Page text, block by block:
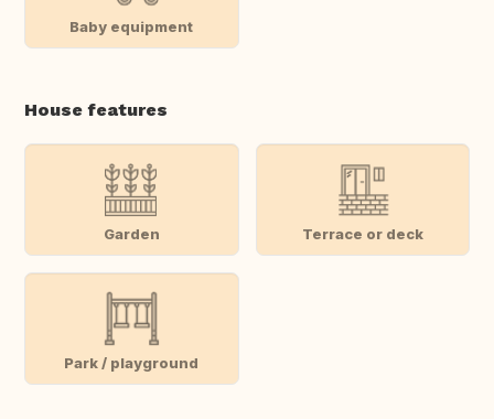
Baby equipment
House features
Garden Terrace or deck
Park / playground